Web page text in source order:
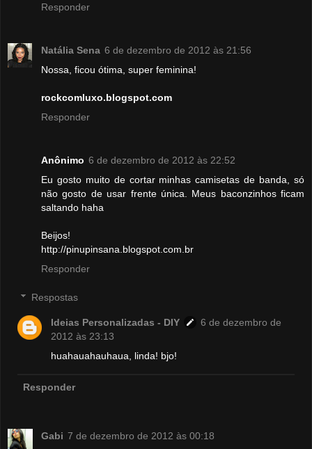
Responder
Natália Sena 6 de dezembro de 2012 às 21:56
Nossa, ficou ótima, super feminina!
rockcomluxo.blogspot.com
Responder
Anônimo 6 de dezembro de 2012 às 22:52
Eu gosto muito de cortar minhas camisetas de banda, só
não gosto de usar frente única. Meus baconzinhos ficam
saltando haha
Beijos!
http://pinupinsana.blogspot.com.br
Responder
Respostas
Ideias Personalizadas - DIY
6 de dezembro de
2012 às 23:13
huahauahauhaua, linda! bjo!
Responder
Gabi 7 de dezembro de 2012 às 00:18